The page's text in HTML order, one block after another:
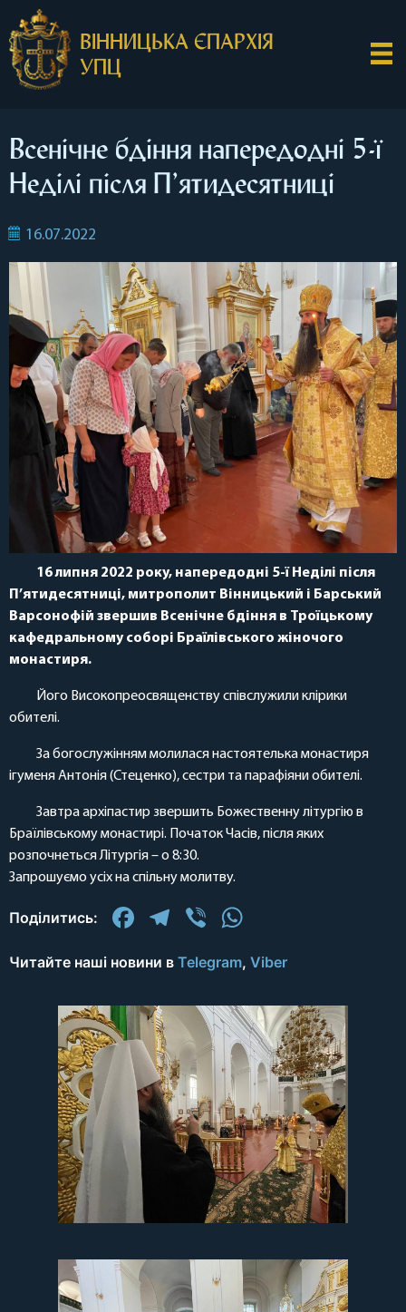
ВІННИЦЬКА ЄПАРХІЯ
УПЦ
Всенічне бдіння напередодні 5-ї
Неділі після П’ятидесятниці
16.07.2022
16 липня 2022 року, напередодні 5-ї Неділі після
П’ятидесятниці, митрополит Вінницький і Барський
Варсонофій звершив Всенічне бдіння в Троїцькому
кафедральному соборі Браїлівського жіночого
монастиря.
Його Високопреосвященству співслужили клірики
обителі.
За богослужінням молилася настоятелька монастиря
ігуменя Антонія (Стеценко), сестри та парафіяни обителі.
Завтра архіпастир звершить Божественну літургію в
Браїлівському монастирі. Початок Часів, після яких
розпочнеться Літургія – о 8:30.
Запрошуємо усіх на спільну молитву.
Поділитись: Facebook
Telegram
Viber
Читайте наші новини в Telegram, Viber